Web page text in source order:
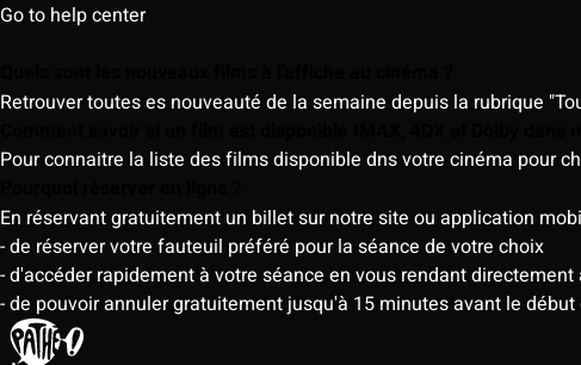
Go to help center
Retrouver toutes es nouveauté de la semaine depuis la rubrique
Pour connaitre la liste des films disponible dns votre cinéma pour
En réservant gratuitement un billet sur notre site ou application
- de réserver votre fauteuil préféré pour la séance de votre choix
- d'accéder rapidement à votre séance en vous rendant
- de pouvoir annuler gratuitement jusqu'à 15 minutes avant le début